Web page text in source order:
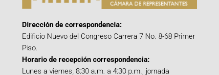
Dirección de correspondencia:
Edificio Nuevo del Congreso Carrera 7 No. 8-68 Primer
Piso.
Horario de recepción correspondencia:
Lunes a viernes, 8:30 a.m. a 4:30 p.m., jornada